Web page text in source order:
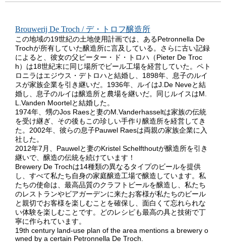
Brouwerij De Troch / デ・トロフ醸造所
この地域の19世紀の土地使用計画では、あるPetronnella De
Trochが所有していた醸造所に言及している。さらに古い記録
によると、彼女の父ピーター・ド・トロハ（Pieter De Troc
h）は18世紀末に同じ場所でビール工場を経営していた。ペト
ロニラはエジウス・デトロハと結婚し、1898年、息子のルイ
スが家族企業を引き継いだ。1936年、ルイはJ.De Neveと結
婚し、息子のルイは醸造所と農場を継いだ。同じルイスはM.
L.Vanden Moortelと結婚した。
1974年、甥のJos Raesと妻のM.Vanderhasseltは家族の伝統
を受け継ぎ、その後もこの珍しい手作り醸造所を経営してき
た。2002年、彼らの息子Pauwel Raesは両親の家族企業に入
社した。
2012年7月、Pauwelと妻のKristel Schelfthoutが醸造所を引き
継いで、醸造の伝統を続けています！
Brewery De Trochは14種類の異なるタイプのビールを提供
し、すべて私たち自身の家庭醸造工場で醸造しています。私
たちの使命は、最高品質のクラフトビールを醸造し、私たち
のレストランやビアガーデンに来たお客様が私たちのビール
と親切でお客様を楽しむことを確保し、面白くて忘れられな
い体験を楽しむことです。どのレシピも最高の具と技術で丁
寧に作られています。
19th century land-use plan of the area mentions a brewery o
wned by a certain Petronnella De Troch.